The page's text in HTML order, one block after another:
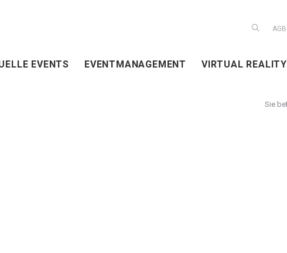
AGB
EVENTS EVENTMANAGEMENT VIRTUAL REALITY